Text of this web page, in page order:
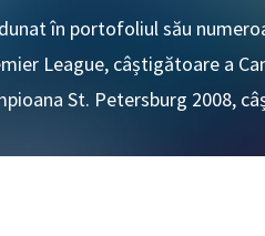
în portofoliul său
League, câștigătoare a
St. Petersburg 2008,